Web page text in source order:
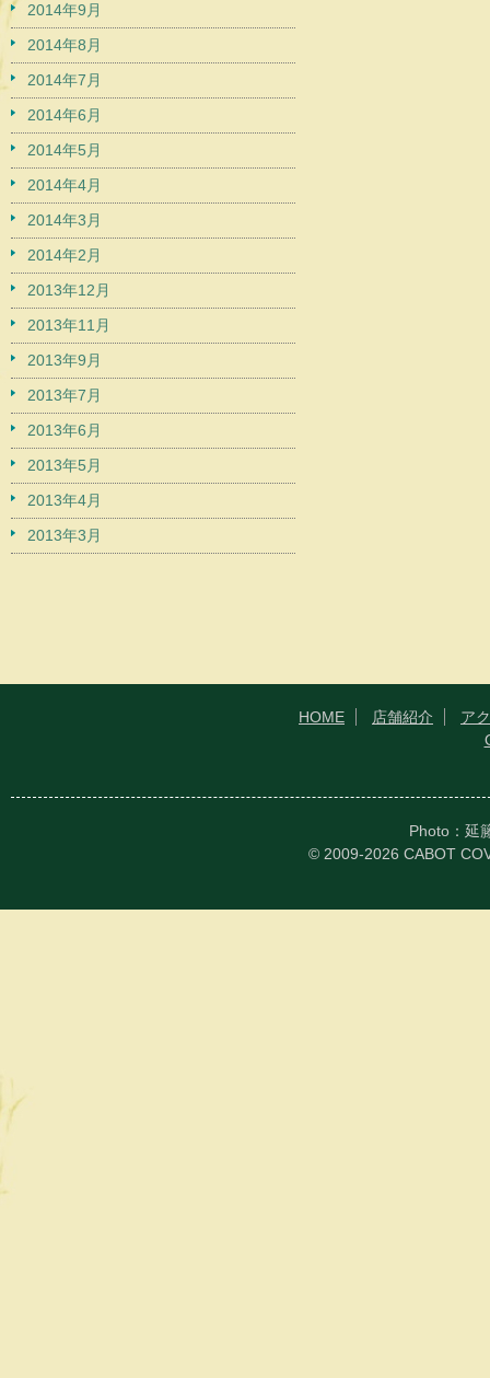
2014年9月
2014年8月
2014年7月
2014年6月
2014年5月
2014年4月
2014年3月
2014年2月
2013年12月
2013年11月
2013年9月
2013年7月
2013年6月
2013年5月
2013年4月
2013年3月
HOME 店舗紹介
ア
Photo：延
© 2009-2026 CABOT